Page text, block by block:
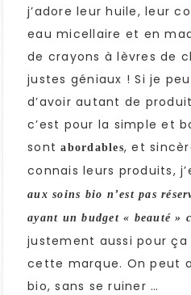
j’adore leur huile, leur
eau micellaire et en
de crayons à lèvres de
justes géniaux !Si je
d’avoir autant de
c’est pour la simple et
sontabordables, et
connais leurs produits,
aux soins bio n’est pas
ayant un budget « beauté »
justement aussi pour ça
cette marque. On peut
bio, sans se ruiner …